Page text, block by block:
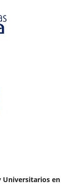
Universitarios en